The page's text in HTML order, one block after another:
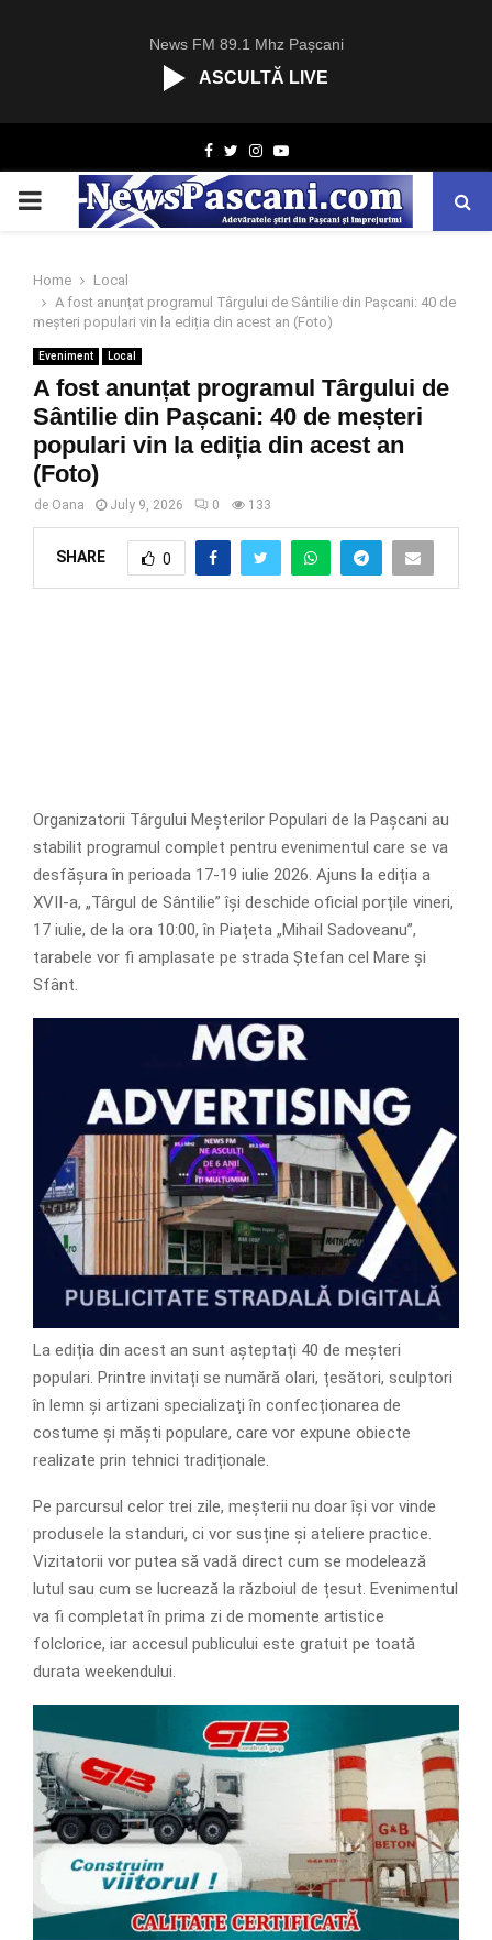
News FM 89.1 Mhz Pașcani
ASCULTĂ LIVE
Facebook
TwitterInstagram
Youtube
PRIMARY
Home
Local
A fost anunțat programul Târgului de Sântilie din Pașcani: 40 de
meșteri populari vin la ediția din acest an (Foto)
Eveniment Local
A fost anunțat programul Târgului de
Sântilie din Pașcani: 40 de meșteri
populari vin la ediția din acest an
(Foto)
de Oana July 9, 2026 0 133
SHARE 0
Organizatorii Târgului Meșterilor Populari de la Pașcani au
stabilit programul complet pentru evenimentul care se va
desfășura în perioada 17-19 iulie 2026. Ajuns la ediția a
XVII-a, „Târgul de Sântilie” își deschide oficial porțile vineri,
17 iulie, de la ora 10:00, în Piațeta „Mihail Sadoveanu”,
tarabele vor fi amplasate pe strada Ștefan cel Mare și
Sfânt.
La ediția din acest an sunt așteptați 40 de meșteri
populari. Printre invitați se numără olari, țesători, sculptori
în lemn și artizani specializați în confecționarea de
costume și măști populare, care vor expune obiecte
realizate prin tehnici tradiționale.
Pe parcursul celor trei zile, meșterii nu doar își vor vinde
produsele la standuri, ci vor susține și ateliere practice.
Vizitatorii vor putea să vadă direct cum se modelează
lutul sau cum se lucrează la războiul de țesut. Evenimentul
va fi completat în prima zi de momente artistice
folclorice, iar accesul publicului este gratuit pe toată
durata weekendului.